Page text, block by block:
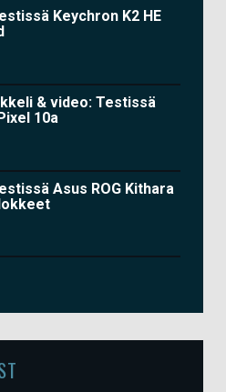
Keychron K2 HE
& video: Testissä
10a
Asus ROG Kithara